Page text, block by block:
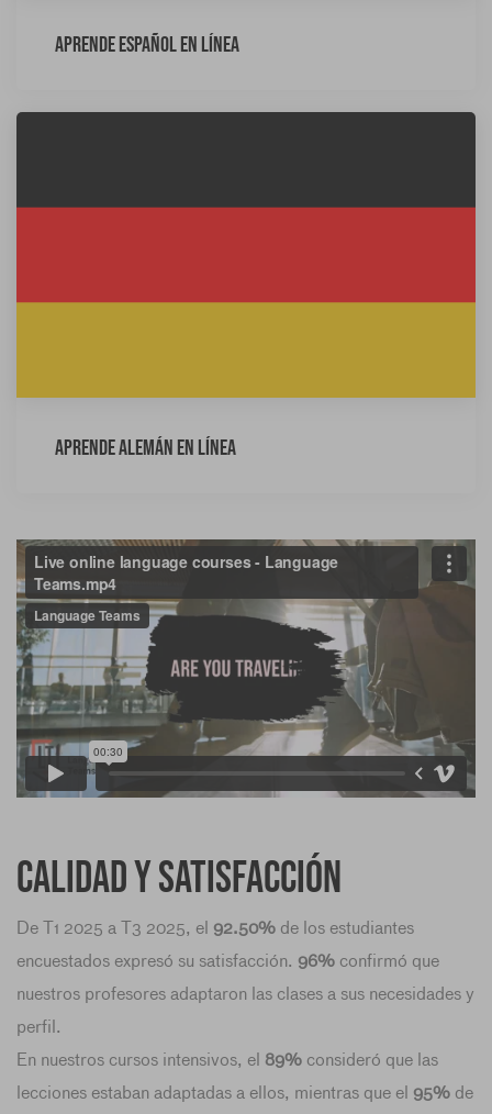
Aprende español en línea
Aprende alemán en línea
Calidad y satisfacción
De T1 2025 a T3 2025, el 92.50% de los estudiantes
encuestados expresó su satisfacción. 96% confirmó que
nuestros profesores adaptaron las clases a sus necesidades y
perfil.
En nuestros cursos intensivos, el 89% consideró que las
lecciones estaban adaptadas a ellos, mientras que el 95% de